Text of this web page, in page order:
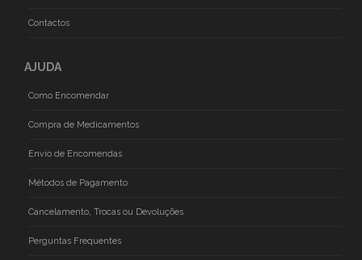
Contactos
AJUDA
Como Encomendar
Compra de Medicamentos
Envio de Encomendas
Métodos de Pagamento
Cancelamento, Trocas ou Devoluções
Perguntas Frequentes